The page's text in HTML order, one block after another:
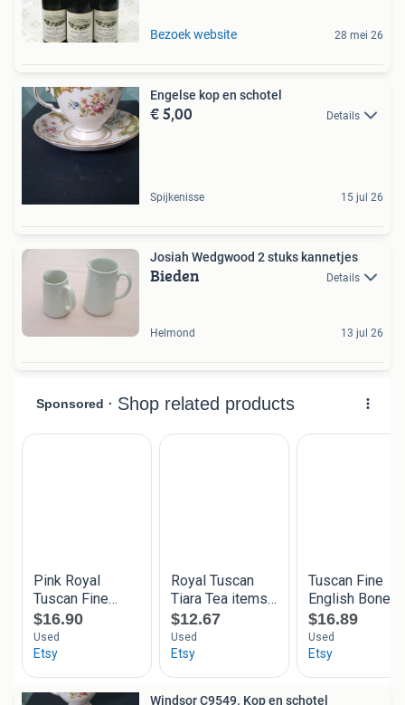
Bezoek website 28 mei 26
Engelse kop en schotel
€ 5,00 Details
Spijkenisse 15 jul 26
Josiah Wedgwood 2 stuks kannetjes
Bieden Details
Helmond 13 jul 26
Windsor C9549. Kop en schotel